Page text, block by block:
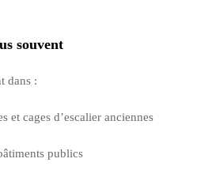
souvent
dans :
et cages d’escalier anciennes
publics